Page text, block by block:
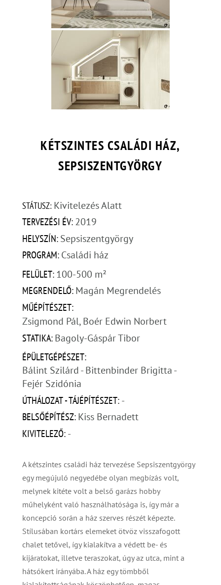
KÉTSZINTES CSALÁDI HÁZ,
SEPSISZENTGYÖRGY
STÁTUSZ: Kivitelezés Alatt
TERVEZÉSI ÉV: 2019
HELYSZÍN: Sepsiszentgyörgy
PROGRAM: Családi ház
FELÜLET: 100-500 m²
MEGRENDELŐ: Magán Megrendelés
MŰÉPÍTÉSZET:
Zsigmond Pál, Boér Edwin Norbert
STATIKA: Bagoly-Gáspár Tibor
ÉPÜLETGÉPÉSZET:
Bálint Szilárd - Bittenbinder Brigitta -
Fejér Szidónia
ÚTHÁLOZAT - TÁJÉPÍTÉSZET: -
BELSŐÉPÍTÉSZ: Kiss Bernadett
KIVITELEZŐ: -
A kétszintes családi ház tervezése Sepsiszentgyörgy
egy megújuló negyedébe olyan megbízás volt,
melynek kitéte volt a belső garázs hobby
műhelyként való használhatósága is, így már a
koncepció során a ház szerves részét képezte.
Stílusában kortárs elemeket ötvöz visszafogott
chalet tetővel, így kialakítva a védett be- és
kijáratokat, illetve teraszokat, úgy az utca, mint a
hátsókert irányába. A ház egy tömbből